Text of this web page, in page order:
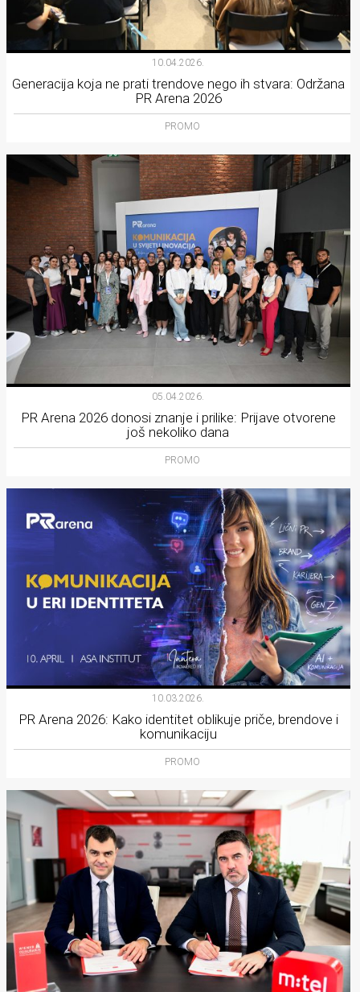
10.04.2026.
Generacija koja ne prati trendove nego ih stvara: Održana
PR Arena 2026
PROMO
05.04.2026.
PR Arena 2026 donosi znanje i prilike: Prijave otvorene
još nekoliko dana
PROMO
10.03.2026.
PR Arena 2026: Kako identitet oblikuje priče, brendove i
komunikaciju
PROMO